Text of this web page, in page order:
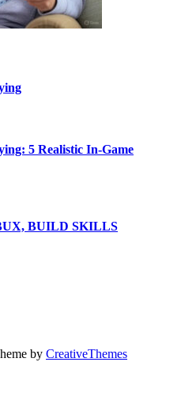
5 Realistic In-Game
BUILD SKILLS
by CreativeThemes